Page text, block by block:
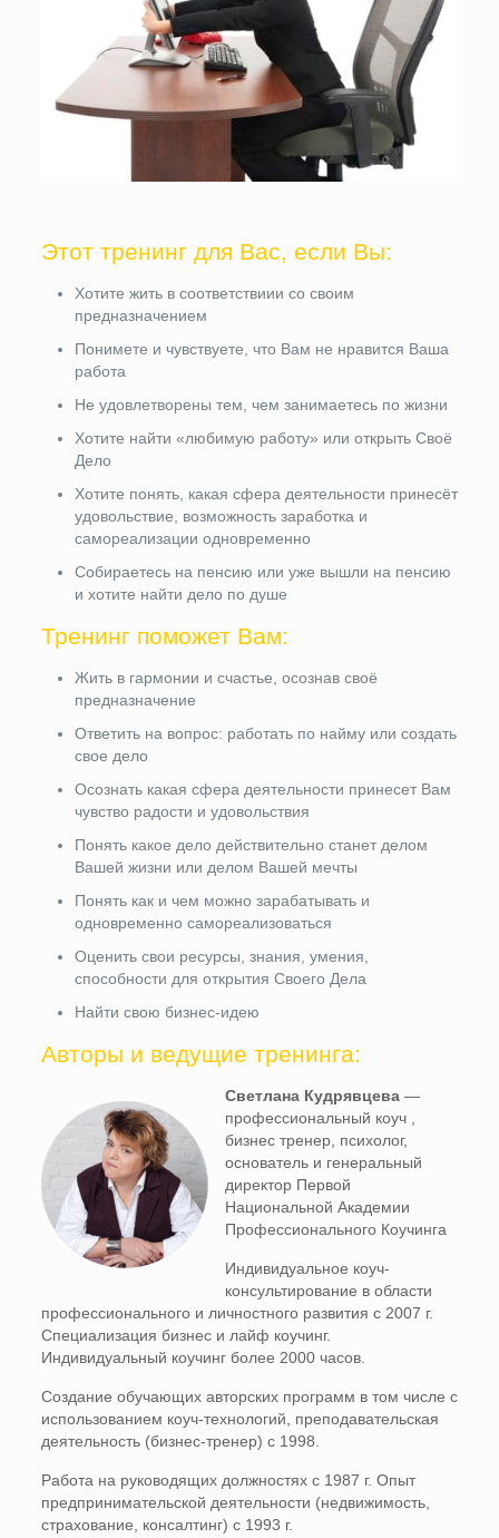
Этот тренинг для Вас, если Вы:
Хотите жить в соответствиии со своим
предназначением
Понимете и чувствуете, что Вам не нравится Ваша
работа
Не удовлетворены тем, чем занимаетесь по жизни
Хотите найти «любимую работу» или открыть Своё
Дело
Хотите понять, какая сфера деятельности принесёт
удовольствие, возможность заработка и
самореализации одновременно
Собираетесь на пенсию или уже вышли на пенсию
и хотите найти дело по душе
Тренинг поможет Вам:
Жить в гармонии и счастье, осознав своё
предназначение
Ответить на вопрос: работать по найму или создать
свое дело
Осознать какая сфера деятельности принесет Вам
чувство радости и удовольствия
Понять какое дело действительно станет делом
Вашей жизни или делом Вашей мечты
Понять как и чем можно зарабатывать и
одновременно самореализоваться
Оценить свои ресурсы, знания, умения,
способности для открытия Своего Дела
Найти свою бизнес-идею
Авторы и ведущие тренинга:
Светлана Кудрявцева—
профессиональный коуч ,
бизнес тренер, психолог,
основатель и генеральный
директор Первой
Национальной Академии
Профессионального Коучинга
Индивидуальное коуч-
консультирование в области
профессионального и личностного развития с 2007 г.
Специализация бизнес и лайф коучинг.
Индивидуальный коучинг более 2000 часов.
Создание обучающих авторских программ в том числе с
использованием коуч-технологий, преподавательская
деятельность (бизнес-тренер) с 1998.
Работа на руководящих должностях с 1987 г. Опыт
предпринимательской деятельности (недвижимость,
страхование, консалтинг) с 1993 г.